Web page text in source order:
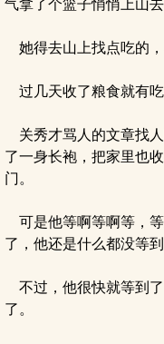
气拿了个篮子悄悄上山去
她得去山上找点吃的，
过几天收了粮食就有吃
关秀才骂人的文章找
了一身长袍，把家里也
门。
可是他等啊等啊等，
了，他还是什么都没等到
不过，他很快就等到
了。